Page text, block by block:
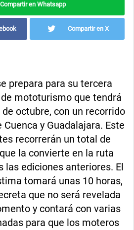
Compartir en Whatsapp
Compartir en X
prepara para su tercera
mototurismo que tendrá
de octubre, con un recorrido
y Guadalajara. Este
recorrerán un total de
la convierte en la ruta
las ediciones anteriores. El
tomará unas 10 horas,
que no será revelada
y contará con varias
para que los moteros